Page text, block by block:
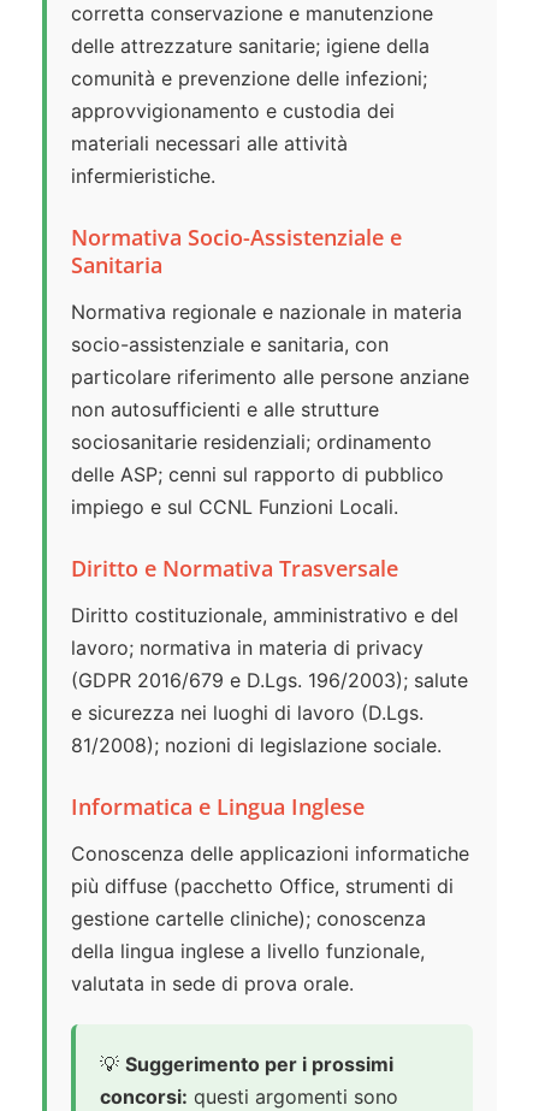
corretta conservazione e manutenzione
delle attrezzature sanitarie; igiene della
comunità e prevenzione delle infezioni;
approvvigionamento e custodia dei
materiali necessari alle attività
infermieristiche.
Normativa Socio-Assistenziale e
Sanitaria
Normativa regionale e nazionale in materia
socio-assistenziale e sanitaria, con
particolare riferimento alle persone anziane
non autosufficienti e alle strutture
sociosanitarie residenziali; ordinamento
delle ASP; cenni sul rapporto di pubblico
impiego e sul CCNL Funzioni Locali.
Diritto e Normativa Trasversale
Diritto costituzionale, amministrativo e del
lavoro; normativa in materia di privacy
(GDPR 2016/679 e D.Lgs. 196/2003); salute
e sicurezza nei luoghi di lavoro (D.Lgs.
81/2008); nozioni di legislazione sociale.
Informatica e Lingua Inglese
Conoscenza delle applicazioni informatiche
più diffuse (pacchetto Office, strumenti di
gestione cartelle cliniche); conoscenza
della lingua inglese a livello funzionale,
valutata in sede di prova orale.
💡 Suggerimento per i prossimi
concorsi: questi argomenti sono